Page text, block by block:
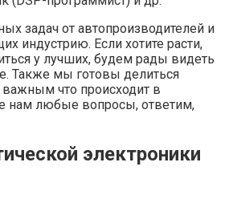
задач от автопроизводителей и
индустрию. Если хотите расти,
у лучших, будем рады видеть
Также мы готовы делиться
что происходит в
нам любые вопросы, ответим,
электроники